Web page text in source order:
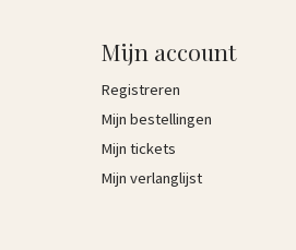
Mijn account
Registreren
Mijn bestellingen
Mijn tickets
Mijn verlanglijst